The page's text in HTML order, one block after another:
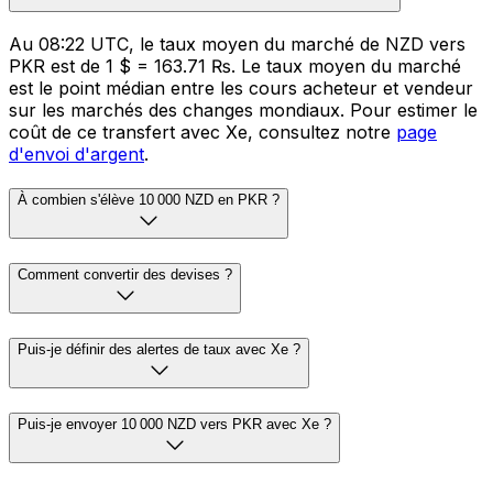
Au 08:22 UTC, le taux moyen du marché de NZD vers
PKR est de 1 $ = 163.71 ₨. Le taux moyen du marché
est le point médian entre les cours acheteur et vendeur
sur les marchés des changes mondiaux. Pour estimer le
coût de ce transfert avec Xe, consultez notre page
d'envoi d'argent.
À combien s'élève 10 000 NZD en PKR ?
Comment convertir des devises ?
Puis-je définir des alertes de taux avec Xe ?
Puis-je envoyer 10 000 NZD vers PKR avec Xe ?